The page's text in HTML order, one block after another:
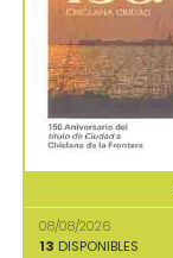
08/08/2026
13 DISPONIBLES